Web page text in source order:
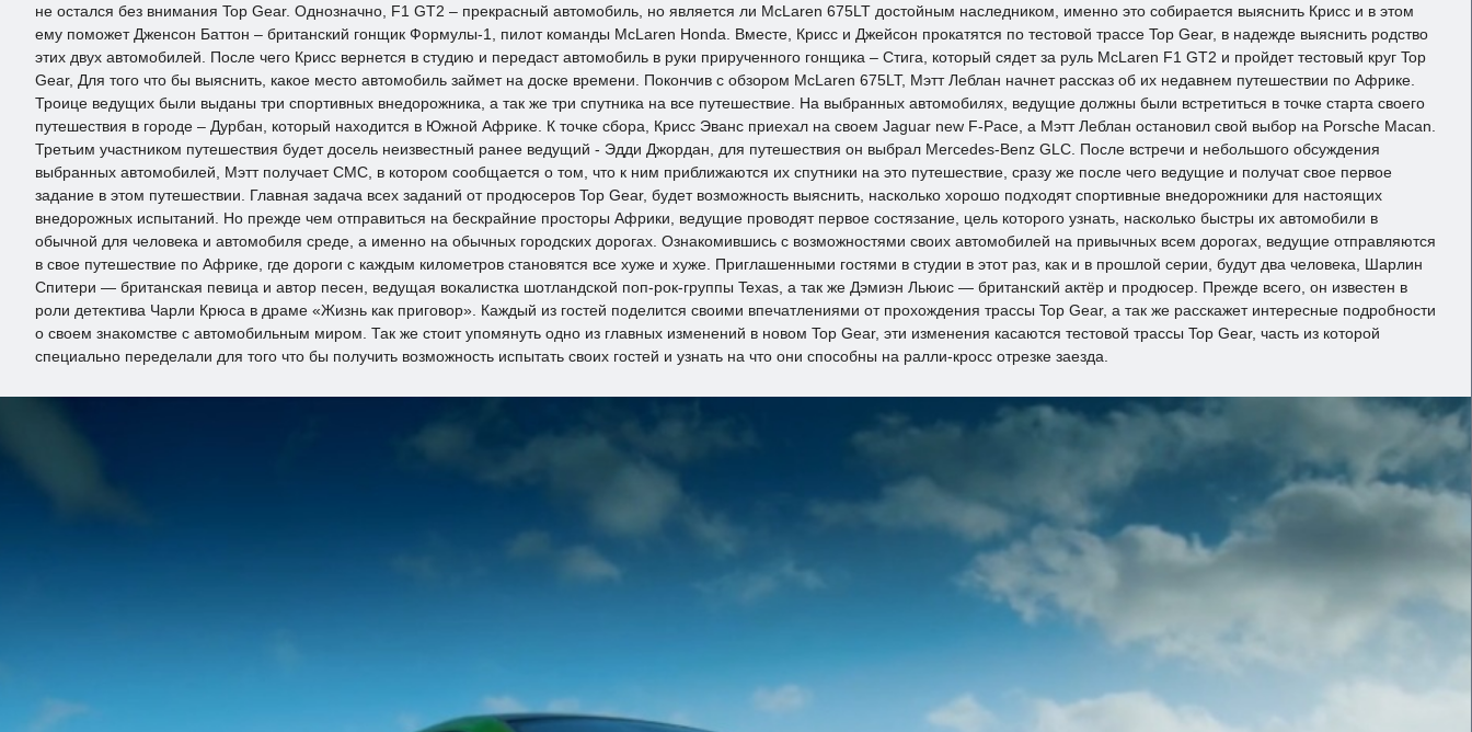
не остался без внимания Top Gear. Однозначно, F1 GT2 – прекрасный автомобиль, но является ли McLaren 675LT достойным наследником, именно это собирается выяснить Крисс и в этом
ему поможет Дженсон Баттон – британский гонщик Формулы-1, пилот команды McLaren Honda. Вместе, Крисс и Джейсон прокатятся по тестовой трассе Top Gear, в надежде выяснить родство
этих двух автомобилей. После чего Крисс вернется в студию и передаст автомобиль в руки прирученного гонщика – Стига, который сядет за руль McLaren F1 GT2 и пройдет тестовый круг Top
Gear, Для того что бы выяснить, какое место автомобиль займет на доске времени. Покончив с обзором McLaren 675LT, Мэтт Леблан начнет рассказ об их недавнем путешествии по Африке.
Троице ведущих были выданы три спортивных внедорожника, а так же три спутника на все путешествие. На выбранных автомобилях, ведущие должны были встретиться в точке старта своего
путешествия в городе – Дурбан, который находится в Южной Африке. К точке сбора, Крисс Эванс приехал на своем Jaguar new F-Pace, а Мэтт Леблан остановил свой выбор на Porsche Macan.
Третьим участником путешествия будет досель неизвестный ранее ведущий - Эдди Джордан, для путешествия он выбрал Mercedes-Benz GLC. После встречи и небольшого обсуждения
выбранных автомобилей, Мэтт получает СМС, в котором сообщается о том, что к ним приближаются их спутники на это путешествие, сразу же после чего ведущие и получат свое первое
задание в этом путешествии. Главная задача всех заданий от продюсеров Top Gear, будет возможность выяснить, насколько хорошо подходят спортивные внедорожники для настоящих
внедорожных испытаний. Но прежде чем отправиться на бескрайние просторы Африки, ведущие проводят первое состязание, цель которого узнать, насколько быстры их автомобили в
обычной для человека и автомобиля среде, а именно на обычных городских дорогах. Ознакомившись с возможностями своих автомобилей на привычных всем дорогах, ведущие отправляются
в свое путешествие по Африке, где дороги с каждым километров становятся все хуже и хуже. Приглашенными гостями в студии в этот раз, как и в прошлой серии, будут два человека, Шарлин
Спитери — британская певица и автор песен, ведущая вокалистка шотландской поп-рок-группы Texas, а так же Дэмиэн Льюис — британский актёр и продюсер. Прежде всего, он известен в
роли детектива Чарли Крюса в драме «Жизнь как приговор». Каждый из гостей поделится своими впечатлениями от прохождения трассы Top Gear, а так же расскажет интересные подробности
о своем знакомстве с автомобильным миром. Так же стоит упомянуть одно из главных изменений в новом Top Gear, эти изменения касаются тестовой трассы Top Gear, часть из которой
специально переделали для того что бы получить возможность испытать своих гостей и узнать на что они способны на ралли-кросс отрезке заезда.